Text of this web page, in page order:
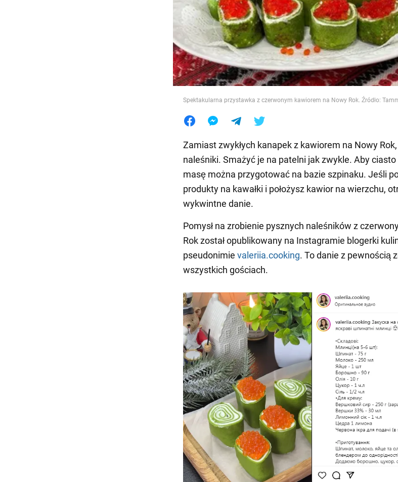
Jedzenie
Spektakularna przystawka z czerwonym kawiorem na Nowy Rok. Źródło:
Zamiast zwykłych kanapek z kawiorem na Nowy
naleśniki. Smażyć je na patelni jak zwykle. Aby ciasto
masę można przygotować na bazie szpinaku. Jeśli
produkty na kawałki i położysz kawior na wierzchu,
wykwintne danie.
Pomysł na zrobienie pysznych naleśników z
Rok został opublikowany na Instagramie blogerki
pseudonimie valeriia.cooking. To danie z pewnością
wszystkich gościach.